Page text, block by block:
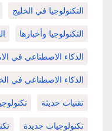
التكنولوجيا في الخليج
التكنولوجيا وأخبارها
الذكاء الاصطناعي في
الذكاء الاصطناعي في
تقنيات حديثة
تكنولوجيات جديدة